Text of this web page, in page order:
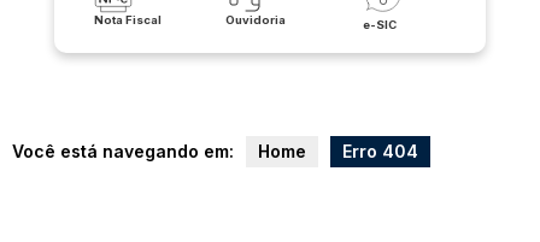
Nota Fiscal Ouvidoria e-SIC
Você está navegando em: Home Erro 404